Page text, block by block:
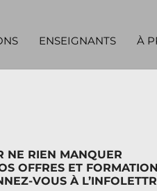
ENSEIGNANTS À
NE RIEN MANQUER
OFFRES ET
VOUS À